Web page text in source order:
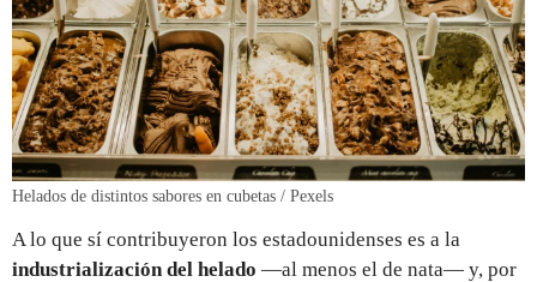
Helados de distintos sabores en cubetas / Pexels
A lo que sí contribuyeron los estadounidenses es a la
industrialización del helado —al menos el de nata— y, por